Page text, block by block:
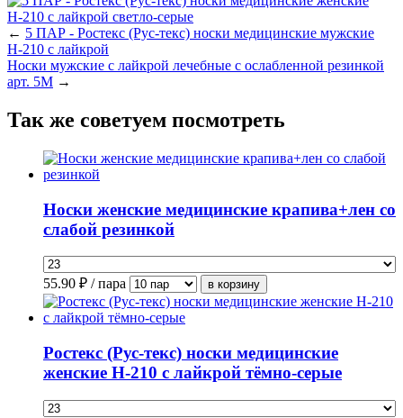
← 5 ПАР - Ростекс (Рус-текс) носки медицинские мужские
Н-210 с лайкрой
Носки мужские с лайкрой лечебные с ослабленной резинкой
арт. 5М →
Так же советуем посмотреть
Носки женские медицинские крапива+лен со
слабой резинкой
55.90 ₽ / пара
Ростекс (Рус-текс) носки медицинские
женские Н-210 с лайкрой тёмно-серые